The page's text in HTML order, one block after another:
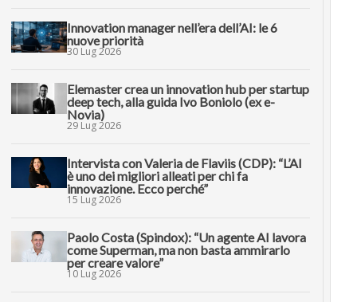
Innovation manager nell’era dell’AI: le 6
nuove priorità
30 Lug 2026
Elemaster crea un innovation hub per startup
deep tech, alla guida Ivo Boniolo (ex e-
Novia)
29 Lug 2026
Intervista con Valeria de Flaviis (CDP): “L’AI
è uno dei migliori alleati per chi fa
innovazione. Ecco perché”
15 Lug 2026
Paolo Costa (Spindox): “Un agente AI lavora
come Superman, ma non basta ammirarlo
per creare valore”
10 Lug 2026